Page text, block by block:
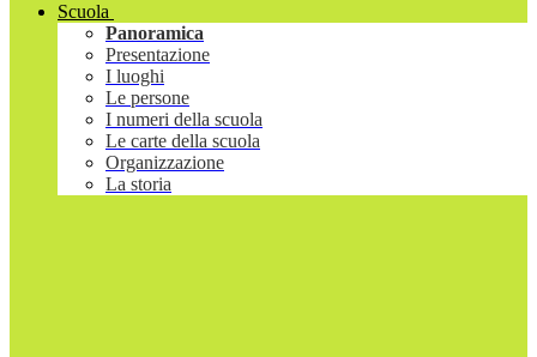
Scuola
Panoramica
Presentazione
I luoghi
Le persone
I numeri della scuola
Le carte della scuola
Organizzazione
La storia